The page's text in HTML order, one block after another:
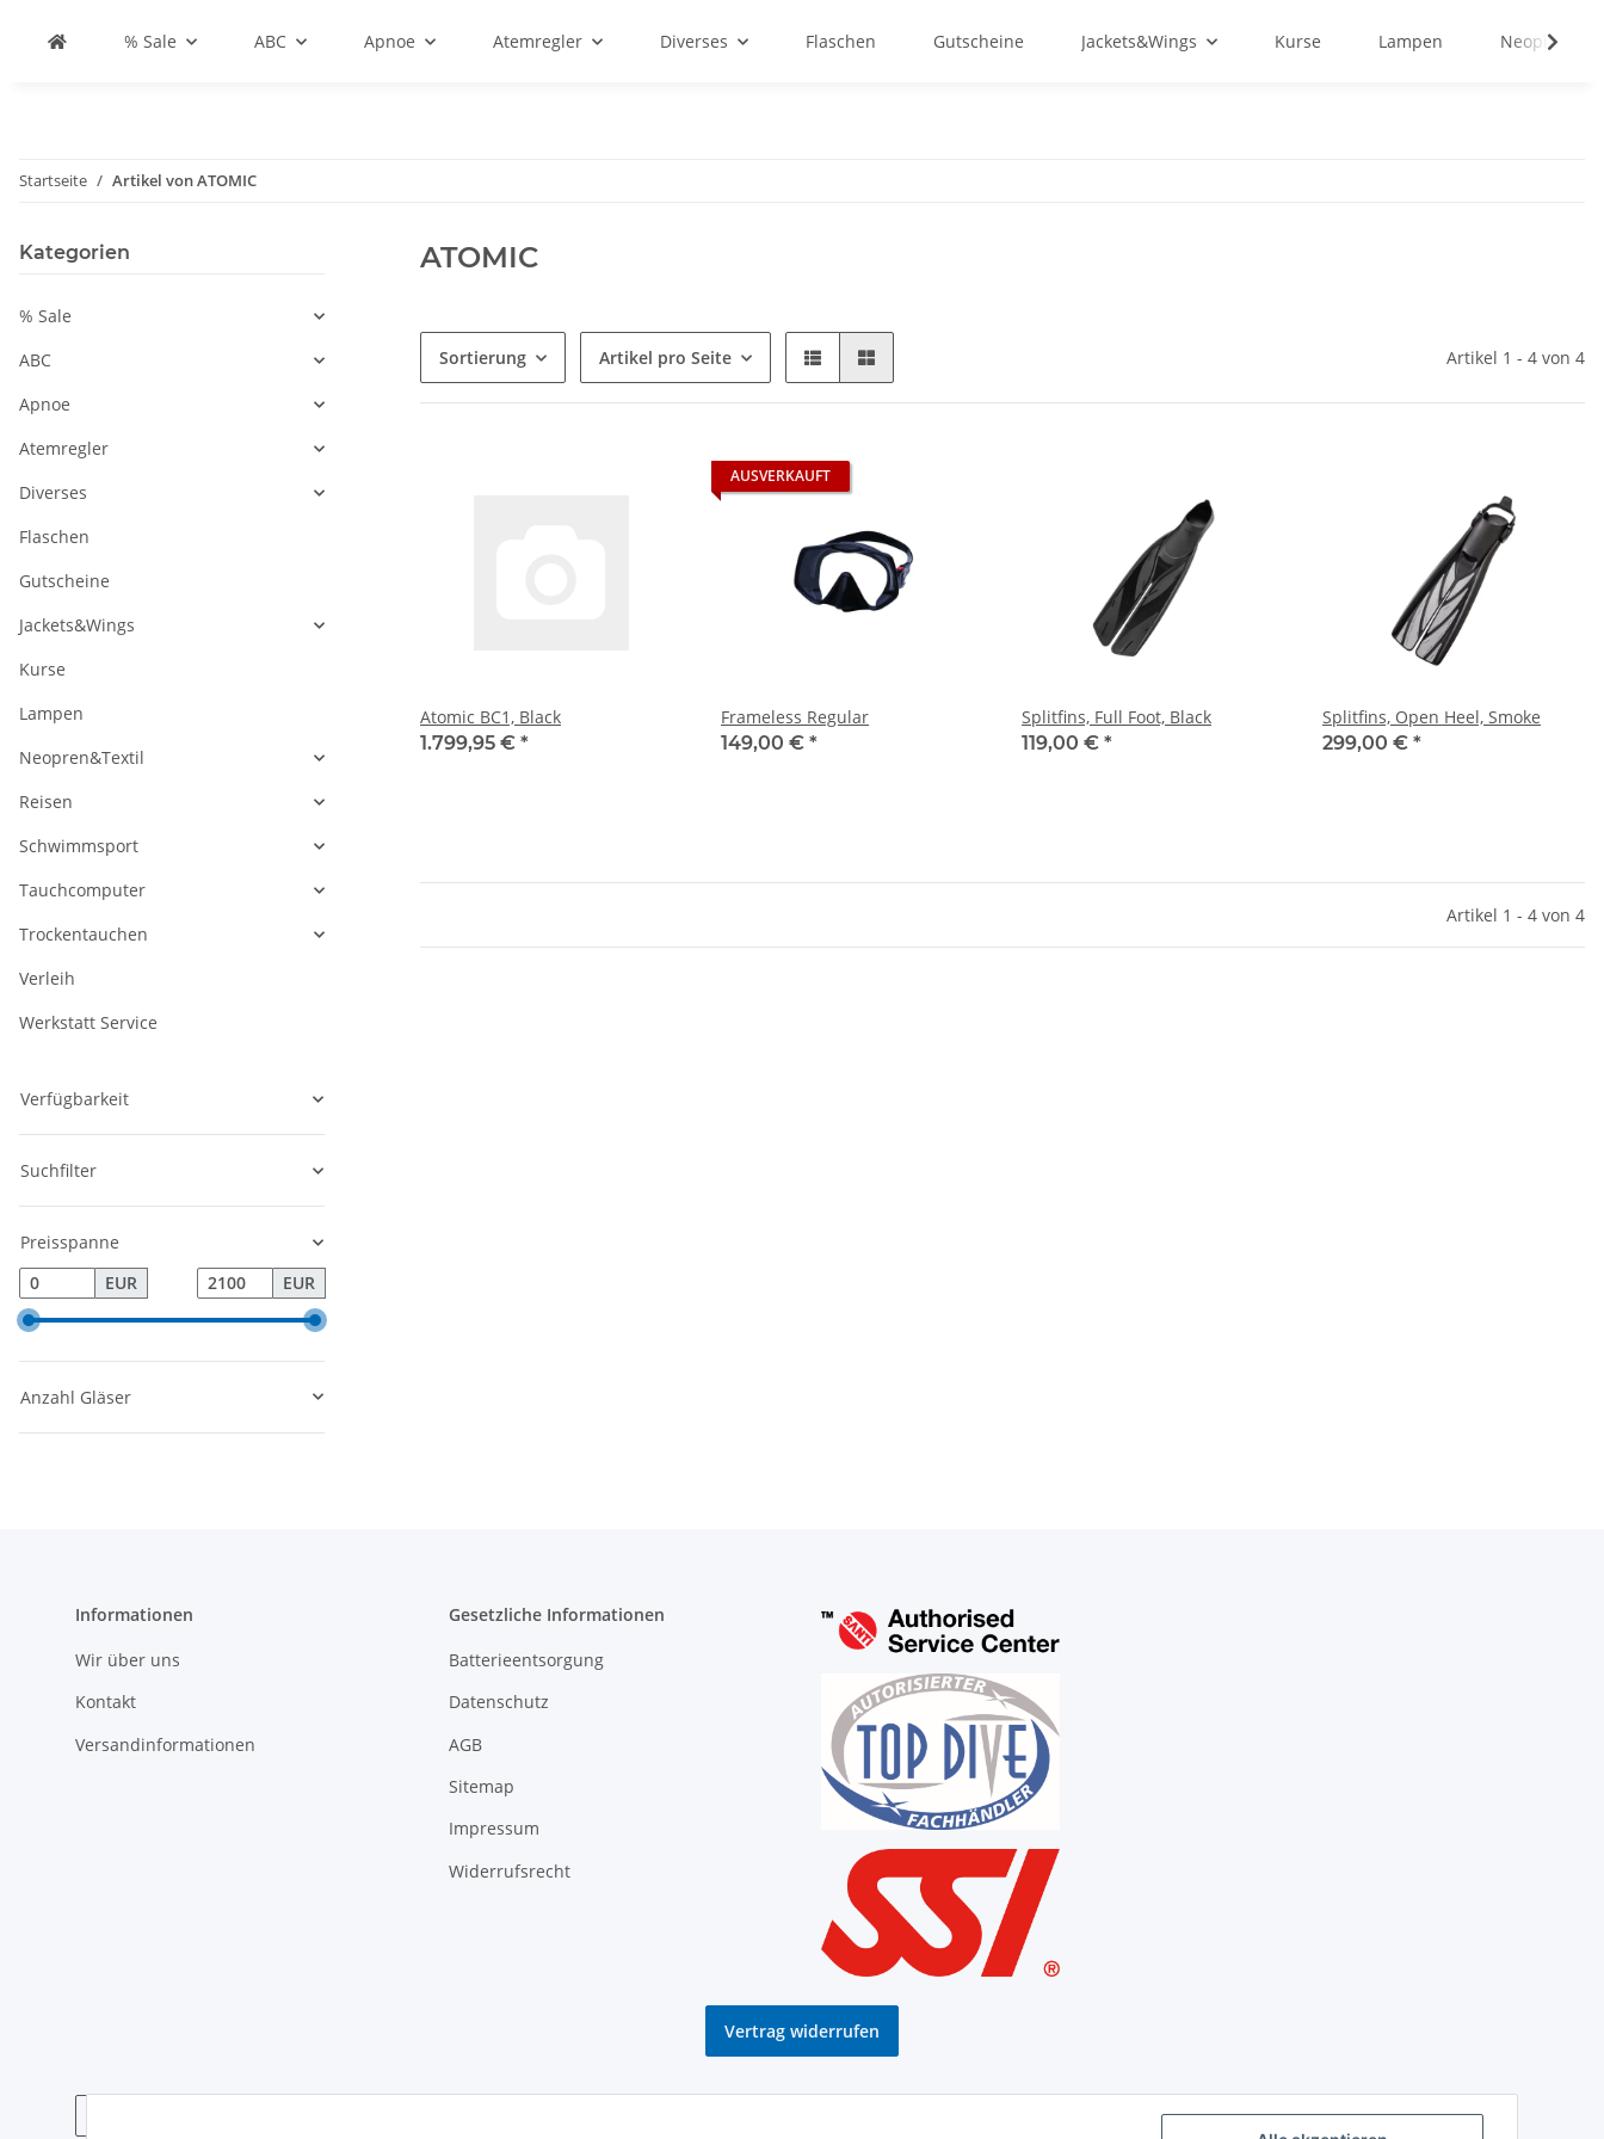
% Sale ABC Apnoe Atemregler Diverses Flaschen Gutscheine Jackets&Wings Kurse Lampen
Startseite Artikel von ATOMIC
ATOMIC
Sortierung Artikel pro Seite Artikel 1 - 4 von 4
Atomic BC1, Black
1.799,95 € *
AUSVERKAUFT
Frameless Regular
149,00 € *
Splitfins, Full Foot, Black
119,00 € *
Splitfins, Open Heel, Smoke
299,00 € *
Artikel 1 - 4 von 4
Kategorien
% Sale
ABC
Apnoe
Atemregler
Diverses
Flaschen
Gutscheine
Jackets&Wings
Kurse
Lampen
Neopren&Textil
Reisen
Schwimmsport
Tauchcomputer
Trockentauchen
Verleih
Werkstatt Service
Verfügbarkeit
Suchfilter
Preisspanne
EUR
EUR
Anzahl Gläser
Informationen
Wir über uns
Kontakt
Versandinformationen
Gesetzliche Informationen
Batterieentsorgung
Datenschutz
AGB
Sitemap
Impressum
Widerrufsrecht
Vertrag widerrufen